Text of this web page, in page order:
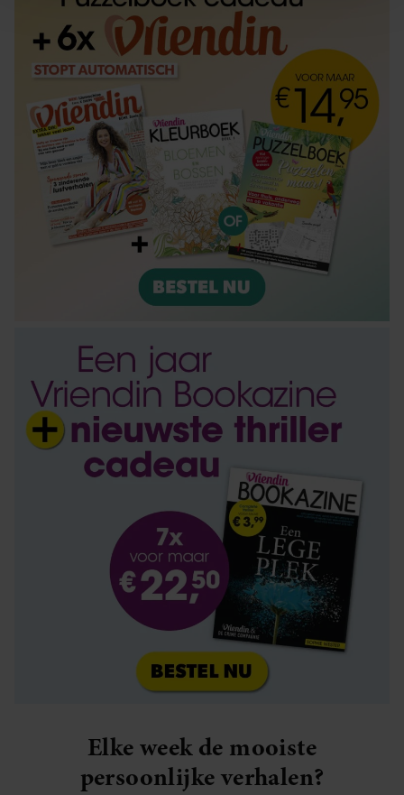
personaliseren, om functies voor social media te bieden
en om ons websiteverkeer te analyseren. Ook delen we
informatie over uw gebruik van onze site met onze
partners voor social media, adverteren en analyse. Deze
partners kunnen deze gegevens combineren met andere
informatie die u aan ze heeft verstrekt of die ze hebben
verzameld op basis van uw gebruik van hun services. U
gaat akkoord met onze cookies als u onze website blijft
gebruiken.
Elke week de mooiste
persoonlijke verhalen?